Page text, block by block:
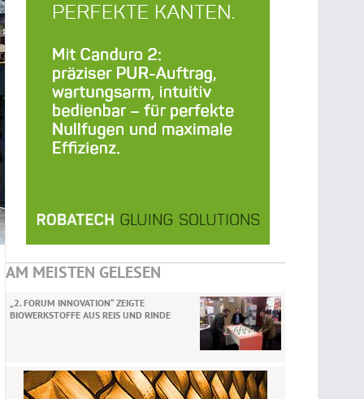
AM MEISTEN GELESEN
„2. FORUM INNOVATION“ ZEIGTE
BIOWERKSTOFFE AUS REIS UND RINDE